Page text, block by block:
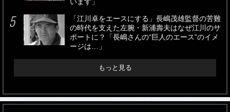
います」
「江川卓をエースにする」長嶋茂雄監督の苦難
の時代を支えた左腕・新浦壽夫はなぜ江川のサ
ポートに？「長嶋さんの“巨人のエース”のイメ
ージは…」
もっと見る